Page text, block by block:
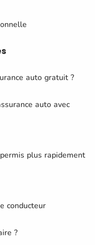
auto gratuit ?
auto avec
plus rapidement
conducteur
?